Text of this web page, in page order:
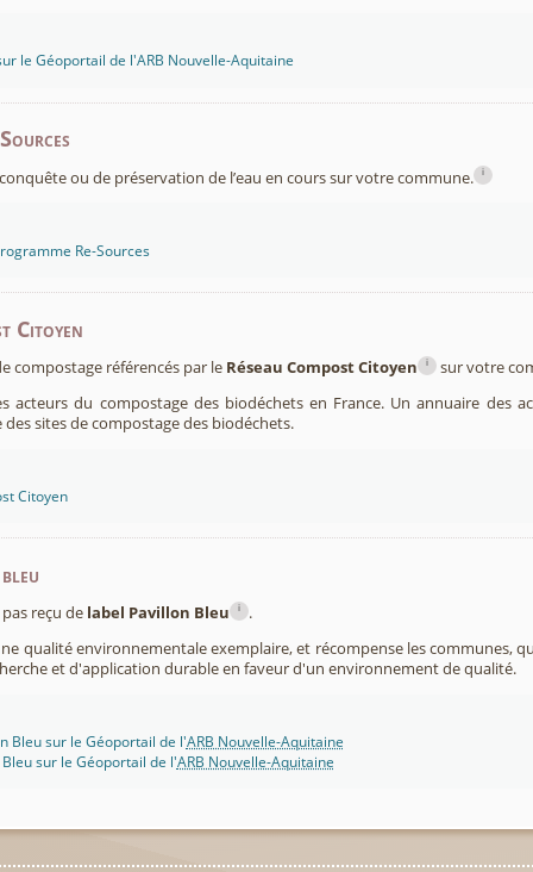
le Géoportail de l'ARB Nouvelle-Aquitaine
ou de préservation de l’eau en cours sur votre commune. i
Re-Sources
Citoyen
compostage référencés par le Réseau Compost Citoyen i
sur votre
acteurs du compostage des biodéchets en France. Un annuaire des
sites de compostage des biodéchets.
Citoyen
reçu de label Pavillon Bleu i
.
qualité environnementale exemplaire, et récompense les communes,
et d'application durable en faveur d'un environnement de qualité.
Bleu sur le Géoportail de l'ARB Nouvelle-Aquitaine
sur le Géoportail de l'ARB Nouvelle-Aquitaine